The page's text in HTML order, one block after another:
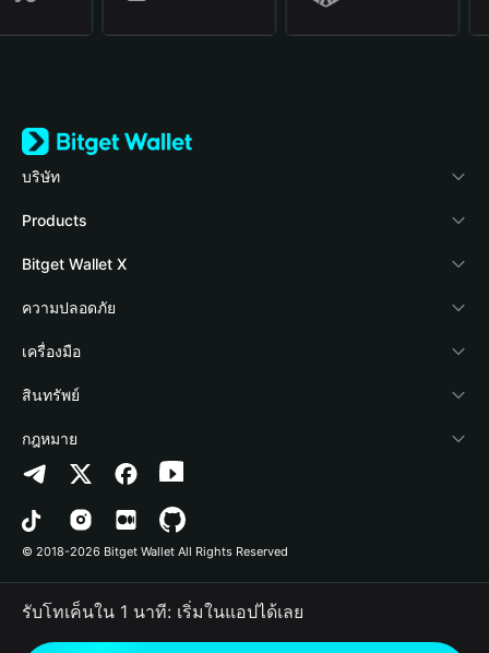
บริษัท
เกี่ยวกับ Bitget Wallet
Blog
Academy
ข่าวสารด้านคริปโต
ศูนย์ช่วยเหลือ
ติดต่อเรา
ทรัพยากรข้อมูลของแบรนด์
อาชีพ
Products
Crypto Card
Stablecoin Earn
Payfi Crypto
Crypto Swap API
Altcoin Season Index
Prediction Markets
DApp
RWA
Bitget Wallet X
นักพัฒนา
เชื่อมต่อ Wallet
Bitget Wallet Pay
ลิสต์โปรเจกต์
ความปลอดภัย
Protection Fund
เทคโนโลยีความปลอดภัย
เครื่องมือ
ซื้อคริปโต
การตรวจจับการอนุญาต
การตรวจจับสัญญา
การโอนเป็นชุด
สินทรัพย์
Arbitrum
Avalanche
Bitcoin
Polygon
กฎหมาย
นโยบายความเป็นส่วนตัว
ข้อตกลงในการใช้บริการ
© 2018-2026 Bitget Wallet All Rights Reserved
รับโทเค็นใน 1 นาที: เริ่มในแอปได้เลย